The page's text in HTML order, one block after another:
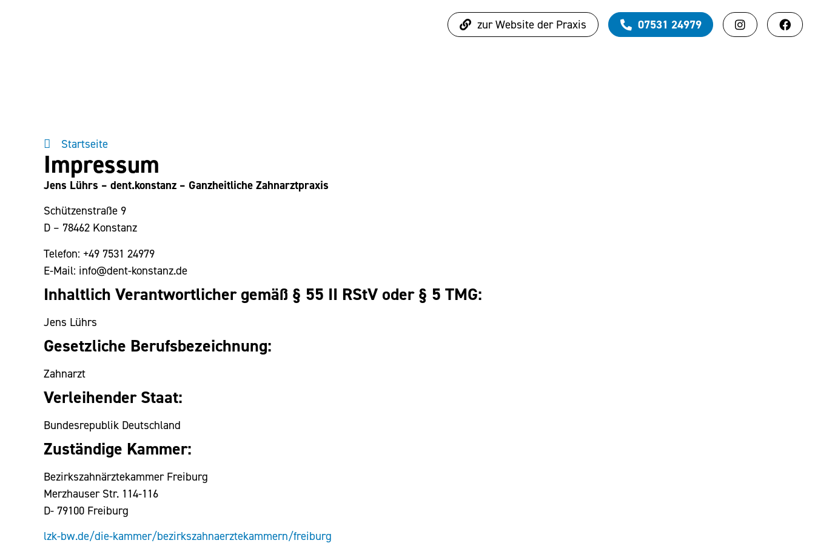
zur Website der Praxis 07531 24979
Startseite
Impressum
Jens Lührs – dent.konstanz – Ganzheitliche Zahnarztpraxis
Schützenstraße 9
D – 78462 Konstanz
Telefon: +49 7531 24979
E-Mail: info@dent-konstanz.de
Inhaltlich Verantwortlicher gemäß § 55 II RStV oder § 5 TMG:
Jens Lührs
Gesetzliche Berufsbezeichnung:
Zahnarzt
Verleihender Staat:
Bundesrepublik Deutschland
Zuständige Kammer:
Bezirkszahnärztekammer Freiburg
Merzhauser Str. 114-116
D- 79100 Freiburg
lzk-bw.de/die-kammer/bezirkszahnaerztekammern/freiburg